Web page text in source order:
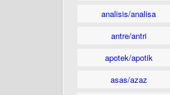
analisis/analisa
antre/antri
apotek/apotik
asas/azaz